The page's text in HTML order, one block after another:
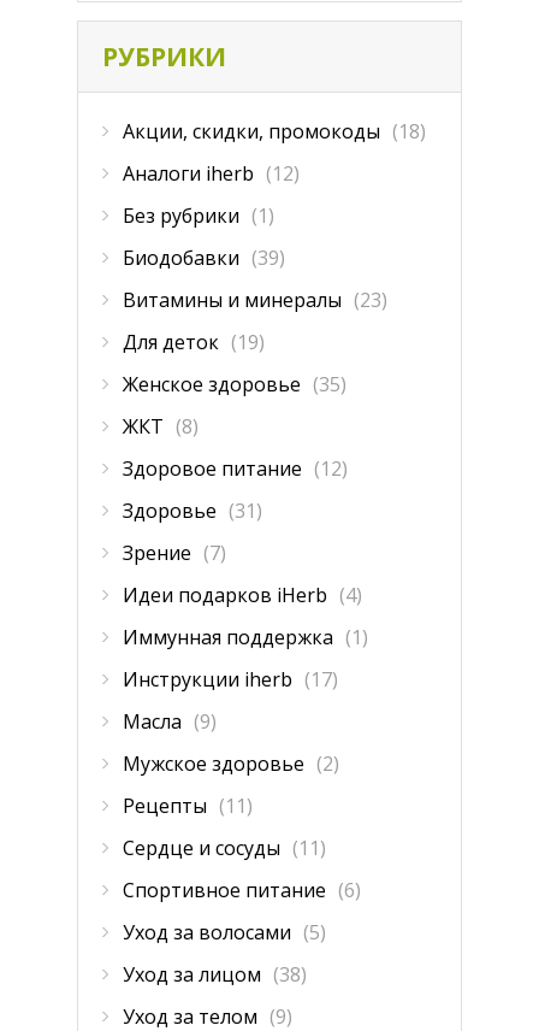
РУБРИКИ
Акции, скидки, промокоды (18)
Аналоги iherb (12)
Без рубрики (1)
Биодобавки (39)
Витамины и минералы (23)
Для деток (19)
Женское здоровье (35)
ЖКТ (8)
Здоровое питание (12)
Здоровье (31)
Зрение (7)
Идеи подарков iHerb (4)
Иммунная поддержка (1)
Инструкции iherb (17)
Масла (9)
Мужское здоровье (2)
Рецепты (11)
Сердце и сосуды (11)
Спортивное питание (6)
Уход за волосами (5)
Уход за лицом (38)
Уход за телом (9)